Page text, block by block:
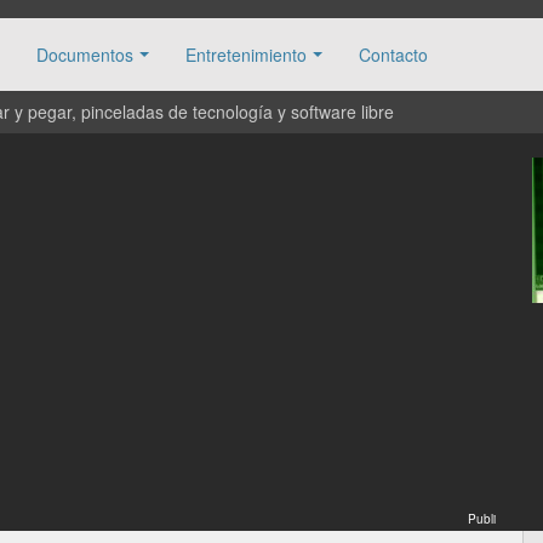
Documentos Entretenimiento Contacto
pegar, pinceladas de tecnología y software libre
Publi